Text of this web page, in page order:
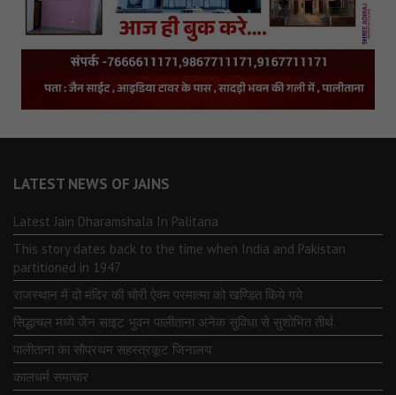
LATEST NEWS OF JAINS
Latest Jain Dharamshala In Palitana
This story dates back to the time when India and Pakistan
partitioned in 1947
राजस्थान में दो मंदिर की चोरी ऐवंम परमात्मा को खण्डित किये गये
सिद्धाचल मध्ये जैन साइट भुवन पालीताना अनेक सुविधा से सुशोभित तीर्थ.
पालीताना का सौप्रथम सहस्त्रकूट जिनालय
कालधर्म समाचार